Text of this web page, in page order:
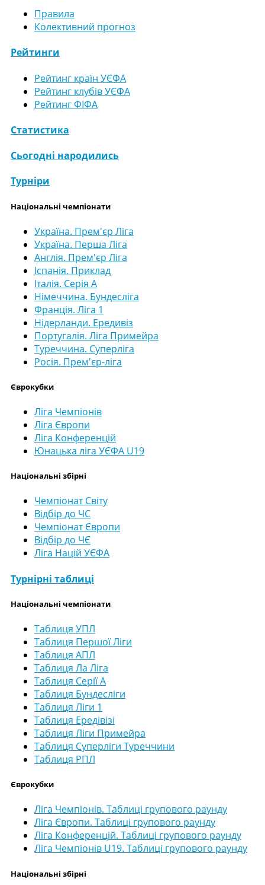
Правила
Колективний прогноз
Рейтинги
Рейтинг країн УЄФА
Рейтинг клубів УЄФА
Рейтинг ФІФА
Статистика
Сьогодні народились
Турніри
Національні чемпіонати
Україна. Прем'єр Ліга
Україна. Перша Ліга
Англія. Прем'єр Ліга
Іспанія. Приклад
Італія. Серія А
Німеччина. Бундесліга
Франція. Ліга 1
Нідерланди. Ередивіз
Португалія. Ліга Примейра
Туреччина. Суперліга
Росія. Прем'єр-ліга
Єврокубки
Ліга Чемпіонів
Ліга Європи
Ліга Конференцій
Юнацька ліга УЄФА U19
Національні збірні
Чемпіонат Світу
Відбір до ЧС
Чемпіонат Європи
Відбір до ЧЄ
Ліга Націй УЄФА
Турнірні таблиці
Національні чемпіонати
Таблиця УПЛ
Таблиця Першої Ліги
Таблиця АПЛ
Таблиця Ла Ліга
Таблиця Серії А
Таблиця Бундесліги
Таблиця Ліги 1
Таблиця Ередівізі
Таблиця Ліги Примейра
Таблиця Суперліги Туреччини
Таблиця РПЛ
Єврокубки
Ліга Чемпіонів. Таблиці групового раунду
Ліга Європи. Таблиці групового раунду
Ліга Конференцій. Таблиці групового раунду
Ліга Чемпіонів U19. Таблиці групового раунду
Національні збірні